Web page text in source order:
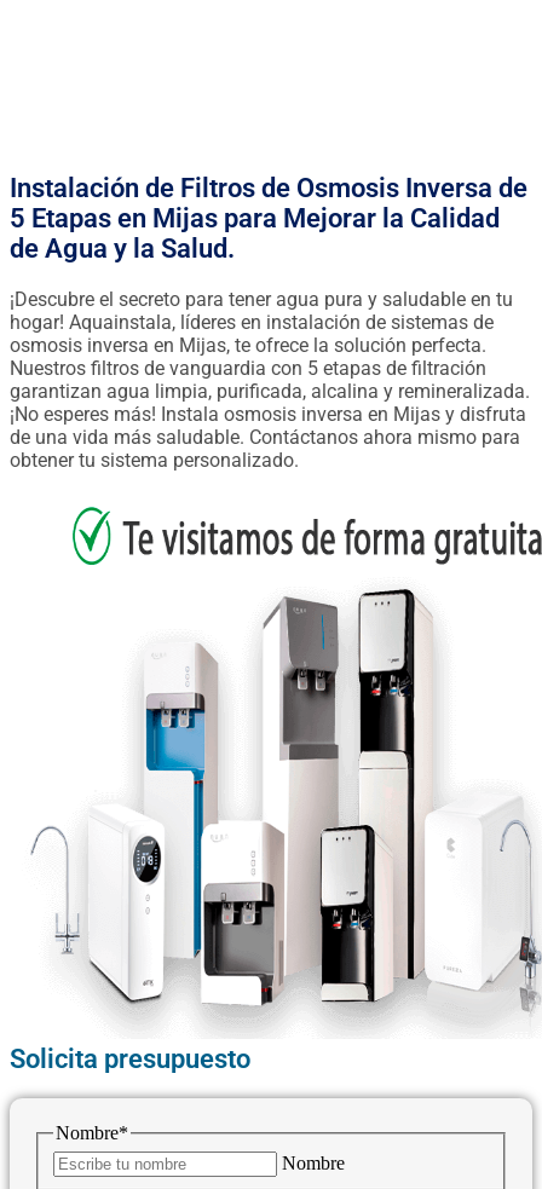
Instalación de Filtros de Osmosis Inversa de
5 Etapas en Mijas para Mejorar la Calidad
de Agua y la Salud.
¡Descubre el secreto para tener agua pura y saludable en tu
hogar! Aquainstala, líderes en instalación de sistemas de
osmosis inversa en Mijas, te ofrece la solución perfecta.
Nuestros filtros de vanguardia con 5 etapas de filtración
garantizan agua limpia, purificada, alcalina y remineralizada.
¡No esperes más! Instala osmosis inversa en Mijas y disfruta
de una vida más saludable. Contáctanos ahora mismo para
obtener tu sistema personalizado.
Solicita presupuesto
Nombre*
Nombre